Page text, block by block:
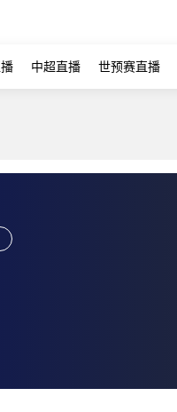
中超直播 世预赛直播